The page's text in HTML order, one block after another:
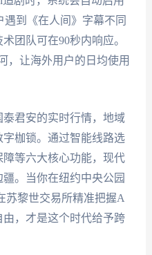
遇到《在人间》字幕不同
团队可在90秒内响应。
，让海外用户的日均使用
君安的实时行情，地域
枷锁。通过智能线路选
等六大核心功能，现代
。当你在纽约中央公园
苏黎世交易所精准把握A
，才是这个时代给予跨